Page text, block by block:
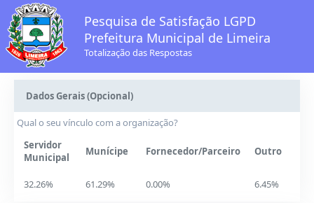
Pesquisa de Satisfação LGPD
Prefeitura Municipal de Limeira
Totalização das Respostas
Dados Gerais (Opcional)
Qual o seu vínculo com a organização?
Servidor
Municipal
Munícipe Fornecedor/Parceiro Outro
32.26% 61.29% 0.00% 6.45%